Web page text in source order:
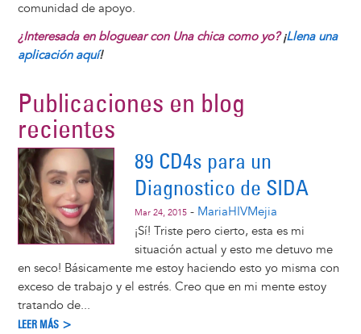
comunidad de apoyo.
¿Interesada en bloguear con Una chica como yo?¡Llena una
aplicación aquí!
Publicaciones en blog
recientes
89 CD4s para un
Diagnostico de SIDA
Mar 24, 2015 - MariaHIVMejia
¡Sí! Triste pero cierto, esta es mi
situación actual y esto me detuvo me
en seco! Básicamente me estoy haciendo esto yo misma con
exceso de trabajo y el estrés. Creo que en mi mente estoy
tratando de...
LEER MÁS >